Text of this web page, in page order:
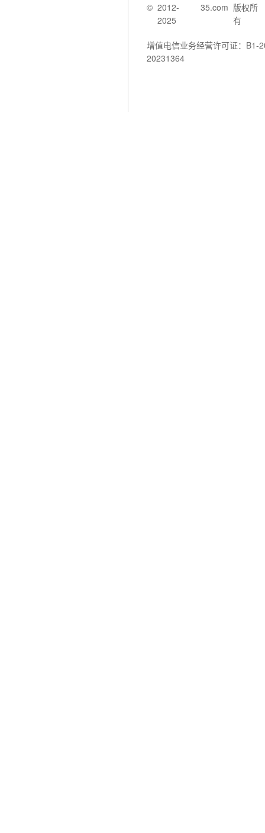
© 2012-
2025
35.com 版权所
有
增值电信业务经营许可证：B1-
20231364